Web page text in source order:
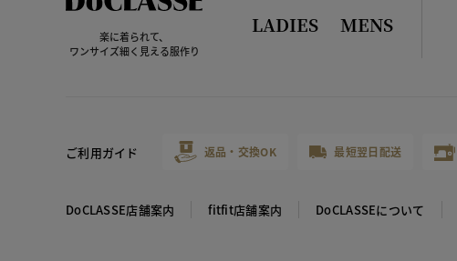
楽に着られて、
ワンサイズ細く見える服作り
LADIES MENS
ご利用ガイド 返品・交換OK 最短翌日配送
DoCLASSE店舗案内 fitfit店舗案内 DoCLASSEについて